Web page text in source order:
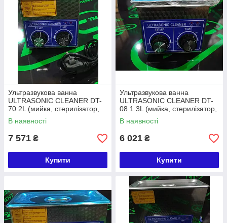
Ультразвукова ванна
ULTRASONIC CLEANER DT-
70 2L (мийка, стерилізатор,
очищувач)
В наявності
7 571 ₴
Купити
Ультразвукова ванна
ULTRASONIC CLEANER DT-
08 1.3L (мийка, стерилізатор,
очищувач)
В наявності
6 021 ₴
Купити